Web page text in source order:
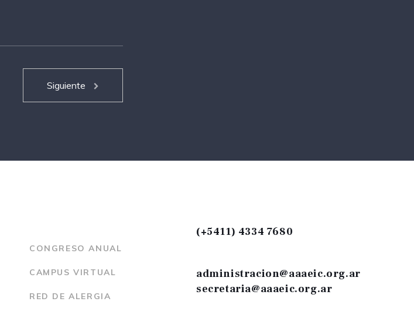
Siguiente
CONGRESO ANUAL
CAMPUS VIRTUAL
RED DE ALERGIA
(+5411) 4334 7680
administracion@aaaeic.org.ar
secretaria@aaaeic.org.ar